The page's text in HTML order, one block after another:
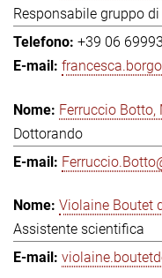
Responsabile gruppo
+39 06
Ferruccio Botto,
Dottorando
Violaine Boutet
Assistente scientifica